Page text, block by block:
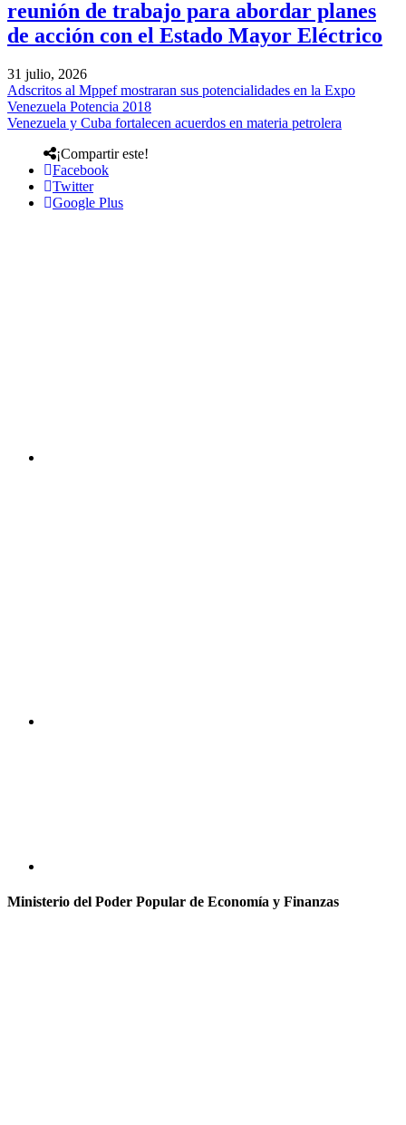
reunión de trabajo para abordar planes
de acción con el Estado Mayor Eléctrico
31 julio, 2026
Adscritos al Mppef mostraran sus potencialidades en la Expo
Venezuela Potencia 2018
Venezuela y Cuba fortalecen acuerdos en materia petrolera
¡Compartir este!
Facebook
Twitter
Google Plus
Ministerio del Poder Popular de Economía y Finanzas